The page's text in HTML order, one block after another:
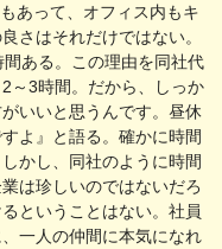
あって、オフィス内もキ
さはそれだけではない。
ある。この理由を同社代
～3時間。だから、しっか
いいと思うんです。昼休
よ』と語る。確かに時間
かし、同社のように時間
は珍しいのではないだろ
ということはない。社員
一人の仲間に本気になれ